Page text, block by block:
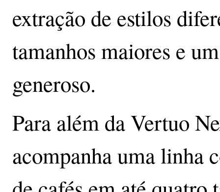
extração de estilos
tamanhos maiores e
generoso.
Para além da Vertuo
acompanha uma linha